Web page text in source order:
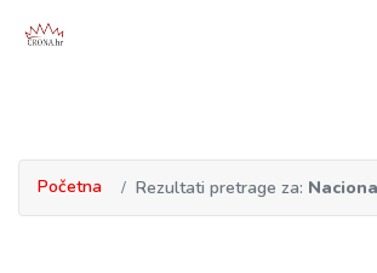
Početna Rezultati pretrage za: